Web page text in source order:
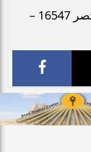
للاستفسار والتواصل: الرقم المختصر 16547 –